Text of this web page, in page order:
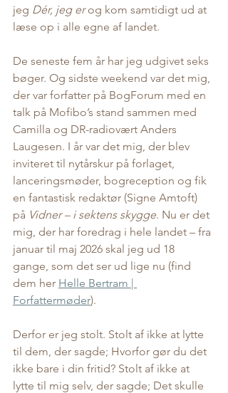
jeg Dér, jeg er og kom samtidigt ud at
læse op i alle egne af landet.
De seneste fem år har jeg udgivet seks
bøger. Og sidste weekend var det mig,
der var forfatter på BogForum med en
talk på Mofibo’s stand sammen med
Camilla og DR-radiovært Anders
Laugesen. I år var det mig, der blev
inviteret til nytårskur på forlaget,
lanceringsmøder, bogreception og fik
en fantastisk redaktør (Signe Amtoft)
på Vidner – i sektens skygge. Nu er det
mig, der har foredrag i hele landet – fra
januar til maj 2026 skal jeg ud 18
gange, som det ser ud lige nu (find
dem her Helle Bertram |
Forfattermøder).
Derfor er jeg stolt. Stolt af ikke at lytte
til dem, der sagde; Hvorfor gør du det
ikke bare i din fritid? Stolt af ikke at
lytte til mig selv, der sagde; Det skulle